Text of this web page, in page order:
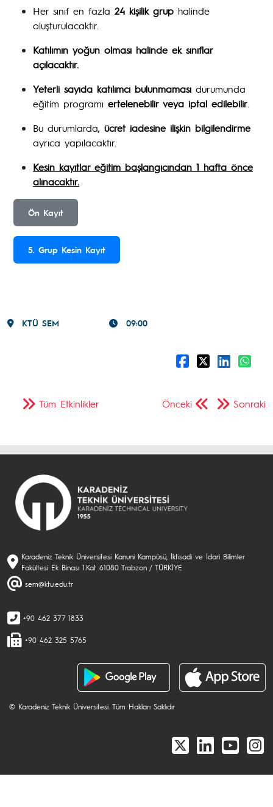
Her sınıf en fazla 24 kişilik grup halinde
oluşturulacaktır.
Katılımın yoğun olması halinde ek sınıflar
açılacaktır.
Yeterli sayıda katılımcı bulunmaması durumunda
eğitim programı ertelenebilir veya iptal edilebilir
Bu durumlarda, ücret iadesine ilişkin bilgilendirme
ayrıca yapılacaktır.
Kesin kayıtlar eğitim başlangıcından 1 hafta önce
alınacaktır.
Ön Kayıt
5. Grup Kesin Kayıt
KTÜ SEM 09:00
Önceki Sonraki
Tüm Etkinlikler
Karadeniz Teknik Üniversitesi Kanuni Kampüsü, İktisadi ve İdari Bilimler
Fakültesi Ek Binası 1.Kat 61080 Trabzon / TÜRKİYE
sem@ktu.edu.tr
+90 462 377 1833
+90 462 325 5765
© Karadeniz Teknik Üniversitesi. Tüm Hakları Saklıdır